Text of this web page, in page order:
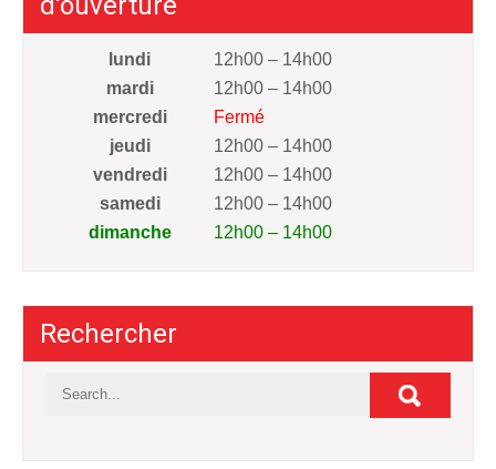
lundi
12h00 – 14h00
mardi
12h00 – 14h00
mercredi
Fermé
jeudi
12h00 – 14h00
vendredi
12h00 – 14h00
samedi
12h00 – 14h00
dimanche
12h00 – 14h00
Rechercher